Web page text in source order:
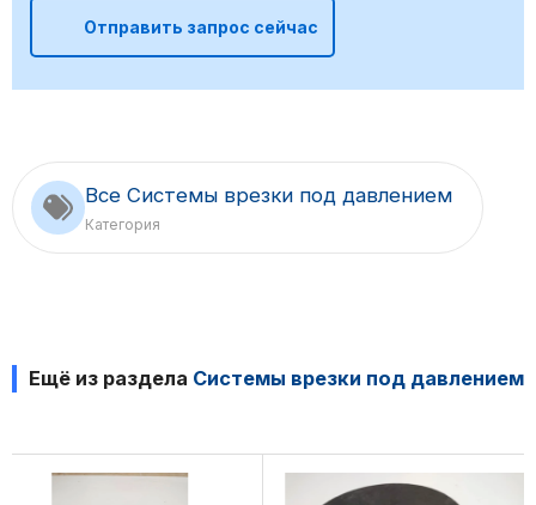
Отправить запрос сейчас
Все Системы врезки под давлением
Категория
Ещё из раздела Системы врезки под давлением